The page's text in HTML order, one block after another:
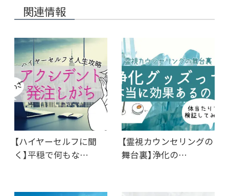
関連情報
【ハイヤーセルフに聞
く】平穏で何もな…
【霊視カウンセリングの
舞台裏】浄化の…